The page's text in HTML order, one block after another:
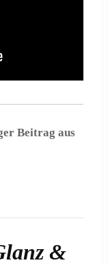
Beitrag aus
&